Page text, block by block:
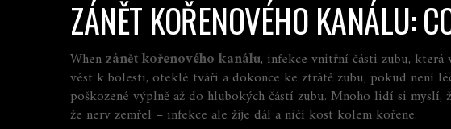
ZÁNĚT KOŘENOVÉHO KANÁLU:
Whenzánět kořenového kanálu, infekce vnitřní části zubu,
vést k bolesti, oteklé tváři a dokonce ke ztrátě zubu, pokud není
poškozené výplně až do hlubokých částí zubu. Mnoho lidí si
že nerv zemřel – infekce ale žije dál a ničí kost kolem kořene.